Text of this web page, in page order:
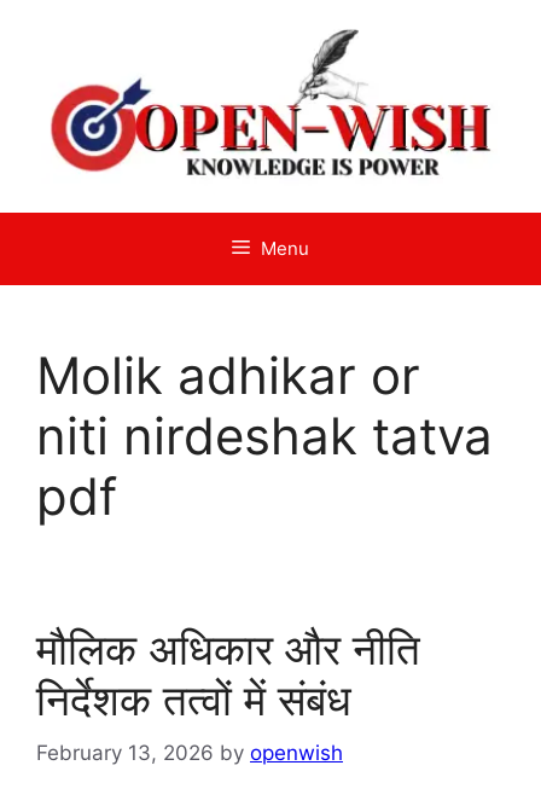
Menu
Molik adhikar or
niti nirdeshak tatva
pdf
मौलिक अधिकार और नीति
निर्देशक तत्वों में संबंध
February 13, 2026 by openwish